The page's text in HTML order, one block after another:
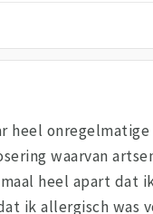
heel
waarvan
heel apart dat
ik allergisch was